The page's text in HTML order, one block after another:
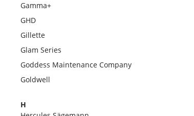
Gamma+
GHD
Gillette
Glam Series
Goddess Maintenance Company
Goldwell
H